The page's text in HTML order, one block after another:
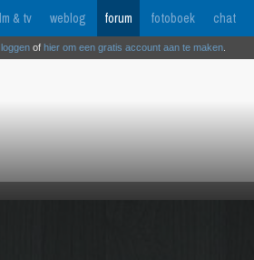
& tv weblog forum fotoboek chat
of hier om een gratis account aan te maken